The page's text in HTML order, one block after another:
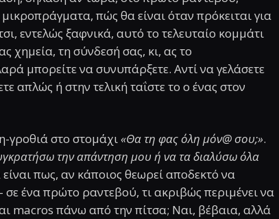
πώς θα είναι όταν πρόκειται για
εντελώς ξαφνικά, αυτό το τελευταίο κομμάτι
χημεία, τη σύνδεσή σας, κι, ας το
μπορείτε να συνυπάρξετε. Αντί να γελάσετε
απλώς ή στην τελική ταΐστε το ο ένας στον
γροθιά στο στομάχι«Θα τη φας όλη μόν@ σου;».
την απάντηση μου ή να τα διαλύσω όλα
είναι πως, αν κάποιος θεωρεί αποδεκτό να
ένα πρώτο ραντεβού, τι ακριβώς περιμένει να
macros πάνω από την πίτσα; Ναι, βέβαια, αλλά